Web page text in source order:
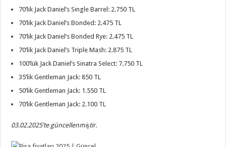
70’lik Jack Daniel’s Single Barrel: 2.750 TL
70’lik Jack Daniel’s Bonded: 2.475 TL
70’lik Jack Daniel’s Bonded Rye: 2.475 TL
70’lik Jack Daniel’s Triple Mash: 2.875 TL
100’lük Jack Daniel’s Sinatra Select: 7.750 TL
35’lik Gentleman Jack: 850 TL
50’lik Gentleman Jack: 1.550 TL
70’lik Gentleman Jack: 2.100 TL
03.02.2025’te güncellenmiştir.